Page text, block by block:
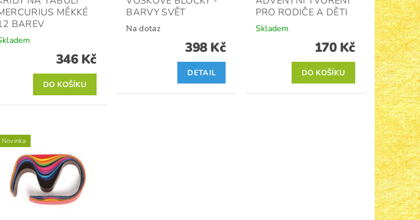
MĚKKÉ
BAREV
346 Kč
BARVY SVĚT
Na dotaz
398 Kč
DETAIL
PRO RODIČE A DĚTI
Skladem
170 Kč
Novinka